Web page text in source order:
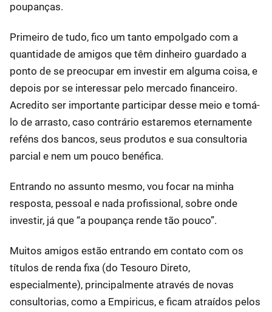
poupanças.
Primeiro de tudo, fico um tanto empolgado com a
quantidade de amigos que têm dinheiro guardado a
ponto de se preocupar em investir em alguma coisa, e
depois por se interessar pelo mercado financeiro.
Acredito ser importante participar desse meio e tomá-
lo de arrasto, caso contrário estaremos eternamente
reféns dos bancos, seus produtos e sua consultoria
parcial e nem um pouco benéfica.
Entrando no assunto mesmo, vou focar na minha
resposta, pessoal e nada profissional, sobre onde
investir, já que “a poupança rende tão pouco”.
Muitos amigos estão entrando em contato com os
títulos de renda fixa (do Tesouro Direto,
especialmente), principalmente através de novas
consultorias, como a Empiricus, e ficam atraídos pelos